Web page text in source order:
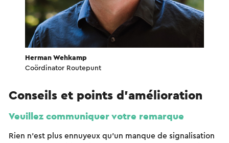
Herman Wehkamp
Coördinator Routepunt
Conseils et points d'amélioration
Veuillez communiquer votre remarque
Rien n'est plus ennuyeux qu'un manque de signalisation